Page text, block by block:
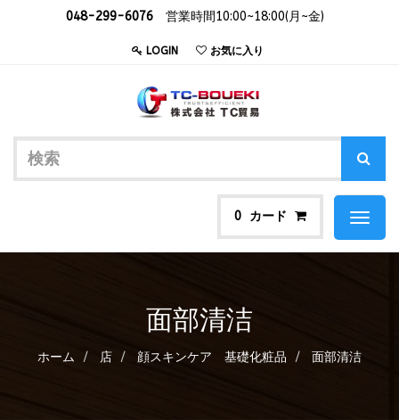
048-299-6076 営業時間10:00~18:00(月~金)
LOGIN お気に入り
0 カード
Toggle
面部清洁
ホーム 店 顔スキンケア 基礎化粧品 面部清洁